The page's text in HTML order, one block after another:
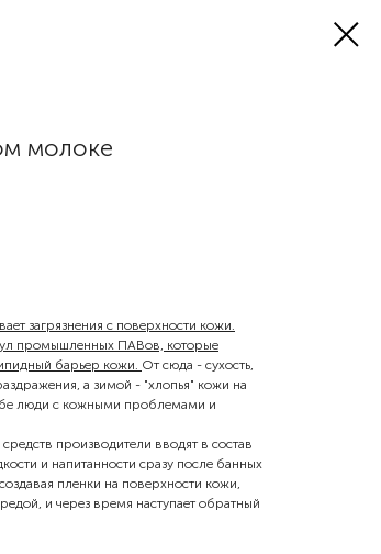
молоке
загрязнения с поверхности кожи.
промышленных ПАВов, которые
барьер кожи. От сюда - сухость,
а зимой - "хлопья" кожи на
люди с кожными проблемами и
производители вводят в состав
и напитанности сразу после банных
пленки на поверхности кожи,
и через время наступает обратный